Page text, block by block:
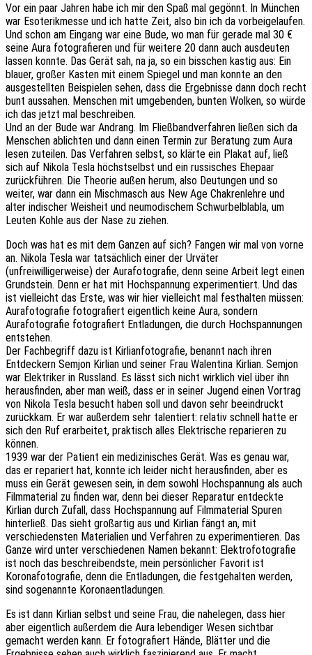
Vor ein paar Jahren habe ich mir den Spaß mal gegönnt. In München
war Esoterikmesse und ich hatte Zeit, also bin ich da vorbeigelaufen.
Und schon am Eingang war eine Bude, wo man für gerade mal 30 €
seine Aura fotografieren und für weitere 20 dann auch ausdeuten
lassen konnte. Das Gerät sah, na ja, so ein bisschen kastig aus: Ein
blauer, großer Kasten mit einem Spiegel und man konnte an den
ausgestellten Beispielen sehen, dass die Ergebnisse dann doch recht
bunt aussahen. Menschen mit umgebenden, bunten Wolken, so würde
ich das jetzt mal beschreiben.
Und an der Bude war Andrang. Im Fließbandverfahren ließen sich da
Menschen ablichten und dann einen Termin zur Beratung zum Aura
lesen zuteilen. Das Verfahren selbst, so klärte ein Plakat auf, ließ
sich auf Nikola Tesla höchstselbst und ein russisches Ehepaar
zurückführen. Die Theorie außen herum, also Deutungen und so
weiter, war dann ein Mischmasch aus New Age Chakrenlehre und
alter indischer Weisheit und neumodischem Schwurbelblabla, um
Leuten Kohle aus der Nase zu ziehen.
Doch was hat es mit dem Ganzen auf sich? Fangen wir mal von vorne
an. Nikola Tesla war tatsächlich einer der Urväter
(unfreiwilligerweise) der Aurafotografie, denn seine Arbeit legt einen
Grundstein. Denn er hat mit Hochspannung experimentiert. Und das
ist vielleicht das Erste, was wir hier vielleicht mal festhalten müssen:
Aurafotografie fotografiert eigentlich keine Aura, sondern
Aurafotografie fotografiert Entladungen, die durch Hochspannungen
entstehen.
Der Fachbegriff dazu ist Kirlianfotografie, benannt nach ihren
Entdeckern Semjon Kirlian und seiner Frau Walentina Kirlian. Semjon
war Elektriker in Russland. Es lässt sich nicht wirklich viel über ihn
herausfinden, aber man weiß, dass er in seiner Jugend einen Vortrag
von Nikola Tesla besucht haben soll und davon sehr beeindruckt
zurückkam. Er war außerdem sehr talentiert: relativ schnell hatte er
sich den Ruf erarbeitet, praktisch alles Elektrische reparieren zu
können.
1939 war der Patient ein medizinisches Gerät. Was es genau war,
das er repariert hat, konnte ich leider nicht herausfinden, aber es
muss ein Gerät gewesen sein, in dem sowohl Hochspannung als auch
Filmmaterial zu finden war, denn bei dieser Reparatur entdeckte
Kirlian durch Zufall, dass Hochspannung auf Filmmaterial Spuren
hinterließ. Das sieht großartig aus und Kirlian fängt an, mit
verschiedensten Materialien und Verfahren zu experimentieren. Das
Ganze wird unter verschiedenen Namen bekannt: Elektrofotografie
ist noch das beschreibendste, mein persönlicher Favorit ist
Koronafotografie, denn die Entladungen, die festgehalten werden,
sind sogenannte Koronaentladungen.
Es ist dann Kirlian selbst und seine Frau, die nahelegen, dass hier
aber eigentlich außerdem die Aura lebendiger Wesen sichtbar
gemacht werden kann. Er fotografiert Hände, Blätter und die